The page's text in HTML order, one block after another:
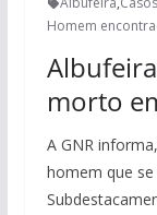
Homem
morto
A GNR
homem que